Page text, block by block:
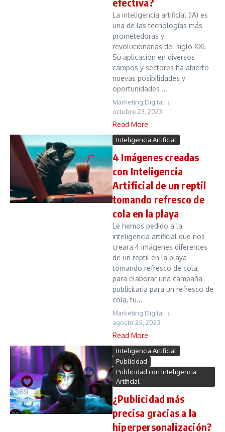
La inteligencia artificial (IA) es
una de las tecnologías más
prometedoras y
revolucionarias del siglo XXI.
Su aplicación en diversos
campos y sectores ha abierto
nuevas posibilidades y
oportunidades ...
Marketing Digital
octubre 23, 2023
Read More
Inteligencia Artificial
4 Imágenes creadas
con Inteligencia
Artificial de un reptil
tomando refresco de
cola en la playa
Le hemos pedido a la
inteligencia artificial que nos
creara 4 imágenes diferentes
de un reptil en la playa
tomando refresco de cola,
para elaborar una campaña
publicitaria para un refresco de
cola, tu...
Marketing Digital
agosto 25, 2023
Read More
Inteligencia Artificial
Publicidad
Publicidad con Inteligencia
Artificial
¿Publicidad más
precisa gracias a la
hiperpersonalización?